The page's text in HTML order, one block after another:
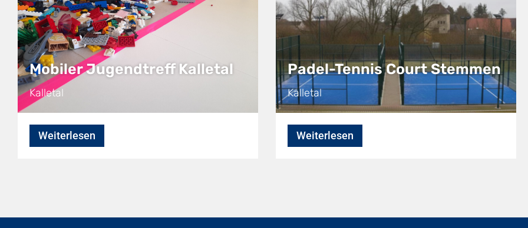
Mobiler Jugendtreff Kalletal
Kalletal
Weiterlesen
Padel-Tennis Court Stemmen
Kalletal
Weiterlesen